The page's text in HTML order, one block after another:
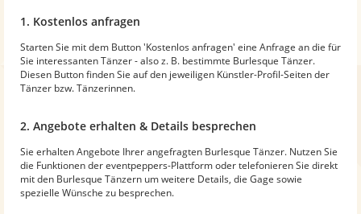
1. Kostenlos anfragen
Starten Sie mit dem Button 'Kostenlos anfragen' eine Anfrage an die für
Sie interessanten Tänzer - also z. B. bestimmte Burlesque Tänzer.
Diesen Button finden Sie auf den jeweiligen Künstler-Profil-Seiten der
Tänzer bzw. Tänzerinnen.
2. Angebote erhalten & Details besprechen
Sie erhalten Angebote Ihrer angefragten Burlesque Tänzer. Nutzen Sie
die Funktionen der eventpeppers-Plattform oder telefonieren Sie direkt
mit den Burlesque Tänzern um weitere Details, die Gage sowie
spezielle Wünsche zu besprechen.